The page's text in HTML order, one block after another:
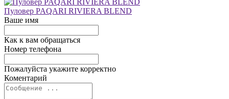
Пуловер PAQARI RIVIERA BLEND
Ваше имя
Как к вам обращаться
Номер телефона
Пожалуйста укажите корректно
Коментарий